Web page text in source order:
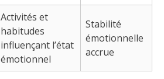
Activités et
habitudes
influençant l’état
émotionnel
Stabilité
émotionnelle
accrue